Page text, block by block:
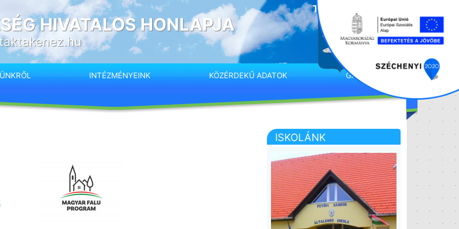
HIVATALOS HONLAPJA
INTÉZMÉNYEINK KÖZÉRDEKŰ ADATOK GALÉRIA
ISKOLÁNK